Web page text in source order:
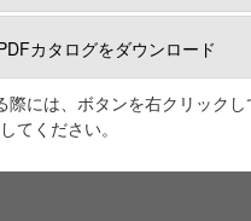
カタログをダウンロード
際には、ボタンを右クリック
てください。